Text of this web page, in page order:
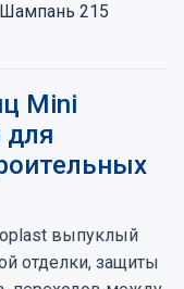
Шампань 215
Mini
выпуклый
отделки, защиты